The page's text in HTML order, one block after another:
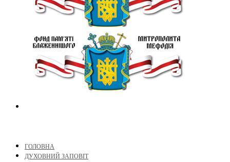
ГОЛОВНА
ДУХОВНИЙ ЗАПОВІТ